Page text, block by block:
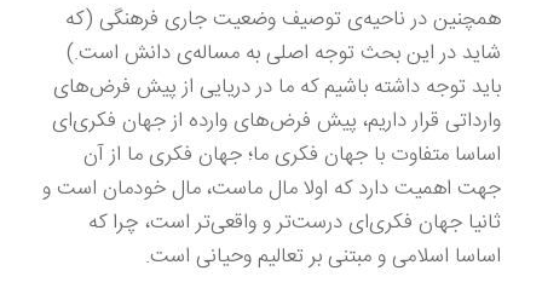
همچنین در ناحیه‌ی توصیف وضعیت جاری فرهنگی (که
شاید در این بحث توجه اصلی به مساله‌ی دانش است.)
باید توجه داشته باشیم که ما در دریایی از پیش فرض‌های
وارداتی قرار داریم، پیش فرض‌های وارده از جهان فکری‌ای
اساسا متفاوت با جهان فکری ما؛ جهان فکری ما از آن
جهت اهمیت دارد که اولا مال ماست، مال خودمان است و
ثانیا جهان فکری‌ای درست‌تر و واقعی‌تر است، چرا که
اساسا اسلامی و مبتنی بر تعالیم وحیانی است.